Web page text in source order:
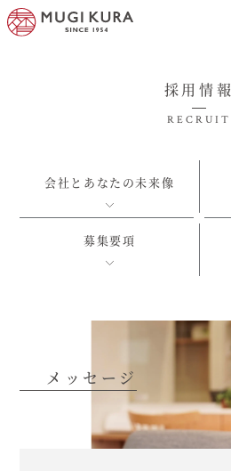
モデルハウス
むぎくらについて
採用情報
RECRUIT
会社とあなたの未来像
募集要項
メッセージ